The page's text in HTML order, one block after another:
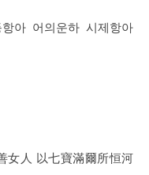
아 어의운하 시제항아
女人 以七寶滿爾所恒河